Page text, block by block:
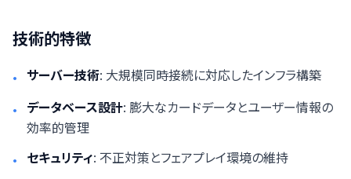
技術的特徴
• サーバー技術: 大規模同時接続に対応したインフラ構築
• データベース設計: 膨大なカードデータとユーザー情報の
効率的管理
• セキュリティ: 不正対策とフェアプレイ環境の維持